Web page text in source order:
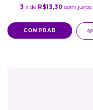
3 x de R$13,30 sem juros
COMPRAR